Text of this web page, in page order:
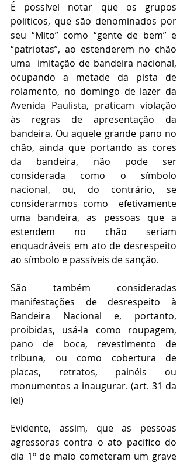
É possível notar que os grupos
políticos, que são denominados por
seu “Mito” como “gente de bem” e
“patriotas”, ao estenderem no chão
uma  imitação de bandeira nacional,
ocupando a metade da pista de
rolamento, no domingo de lazer da
Avenida Paulista, praticam violação
às regras de apresentação da
bandeira. Ou aquele grande pano no
chão, ainda que portando as cores
da bandeira, não pode ser
considerada como o símbolo
nacional, ou, do contrário, se
considerarmos como  efetivamente
uma bandeira, as pessoas que a
estendem no chão seriam
enquadráveis em ato de desrespeito
ao símbolo e passíveis de sanção.
São também consideradas
manifestações de desrespeito à
Bandeira Nacional e, portanto,
proibidas, usá-la como roupagem,
pano de boca, revestimento de
tribuna, ou como cobertura de
placas, retratos, painéis ou
monumentos a inaugurar. (art. 31 da
lei)
Evidente, assim, que as pessoas
agressoras contra o ato pacífico do
dia 1º de maio cometeram um grave